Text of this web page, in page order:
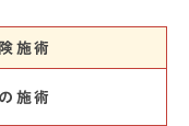
施術
施術